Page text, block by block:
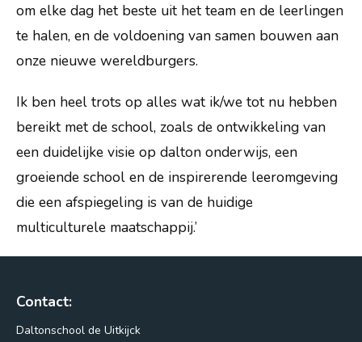
Routebeschrijving
om elke dag het beste uit het team en de leerlingen
te halen, en de voldoening van samen bouwen aan
onze nieuwe wereldburgers.
Ik ben heel trots op alles wat ik/we tot nu hebben
bereikt met de school, zoals de ontwikkeling van
een duidelijke visie op dalton onderwijs, een
groeiende school en de inspirerende leeromgeving
die een afspiegeling is van de huidige
multiculturele maatschappij.’
Contact:
Daltonschool de Uitkijck